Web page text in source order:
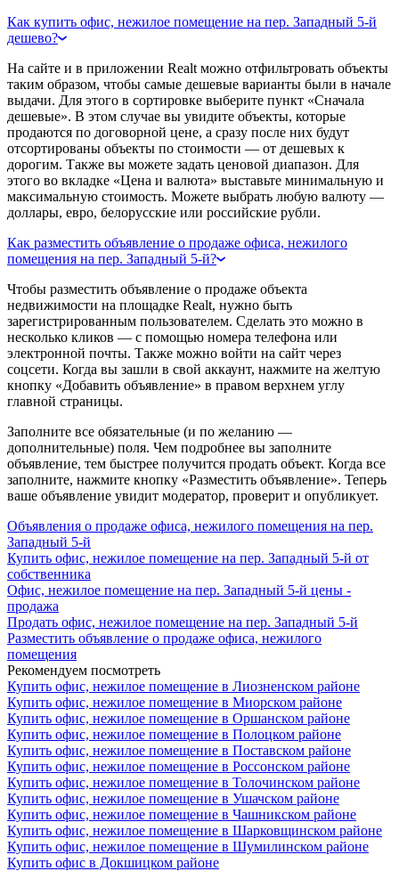
Как купить офис, нежилое помещение на пер. Западный 5-й
дешево?
На сайте и в приложении Realt можно отфильтровать объекты
таким образом, чтобы самые дешевые варианты были в начале
выдачи. Для этого в сортировке выберите пункт «Сначала
дешевые». В этом случае вы увидите объекты, которые
продаются по договорной цене, а сразу после них будут
отсортированы объекты по стоимости — от дешевых к
дорогим. Также вы можете задать ценовой диапазон. Для
этого во вкладке «Цена и валюта» выставьте минимальную и
максимальную стоимость. Можете выбрать любую валюту —
доллары, евро, белорусские или российские рубли.
Как разместить объявление о продаже офиса, нежилого
помещения на пер. Западный 5-й?
Чтобы разместить объявление о продаже объекта
недвижимости на площадке Realt, нужно быть
зарегистрированным пользователем. Сделать это можно в
несколько кликов — с помощью номера телефона или
электронной почты. Также можно войти на сайт через
соцсети. Когда вы зашли в свой аккаунт, нажмите на желтую
кнопку «Добавить объявление» в правом верхнем углу
главной страницы.
Заполните все обязательные (и по желанию —
дополнительные) поля. Чем подробнее вы заполните
объявление, тем быстрее получится продать объект. Когда все
заполните, нажмите кнопку «Разместить объявление». Теперь
ваше объявление увидит модератор, проверит и опубликует.
Объявления о продаже офиса, нежилого помещения на пер.
Западный 5-й
Купить офис, нежилое помещение на пер. Западный 5-й от
собственника
Офис, нежилое помещение на пер. Западный 5-й цены -
продажа
Продать офис, нежилое помещение на пер. Западный 5-й
Разместить объявление о продаже офиса, нежилого
помещения
Рекомендуем посмотреть
Купить офис, нежилое помещение в Лиозненском районе
Купить офис, нежилое помещение в Миорском районе
Купить офис, нежилое помещение в Оршанском районе
Купить офис, нежилое помещение в Полоцком районе
Купить офис, нежилое помещение в Поставском районе
Купить офис, нежилое помещение в Россонском районе
Купить офис, нежилое помещение в Толочинском районе
Купить офис, нежилое помещение в Ушачском районе
Купить офис, нежилое помещение в Чашникском районе
Купить офис, нежилое помещение в Шарковщинском районе
Купить офис, нежилое помещение в Шумилинском районе
Купить офис в Докшицком районе